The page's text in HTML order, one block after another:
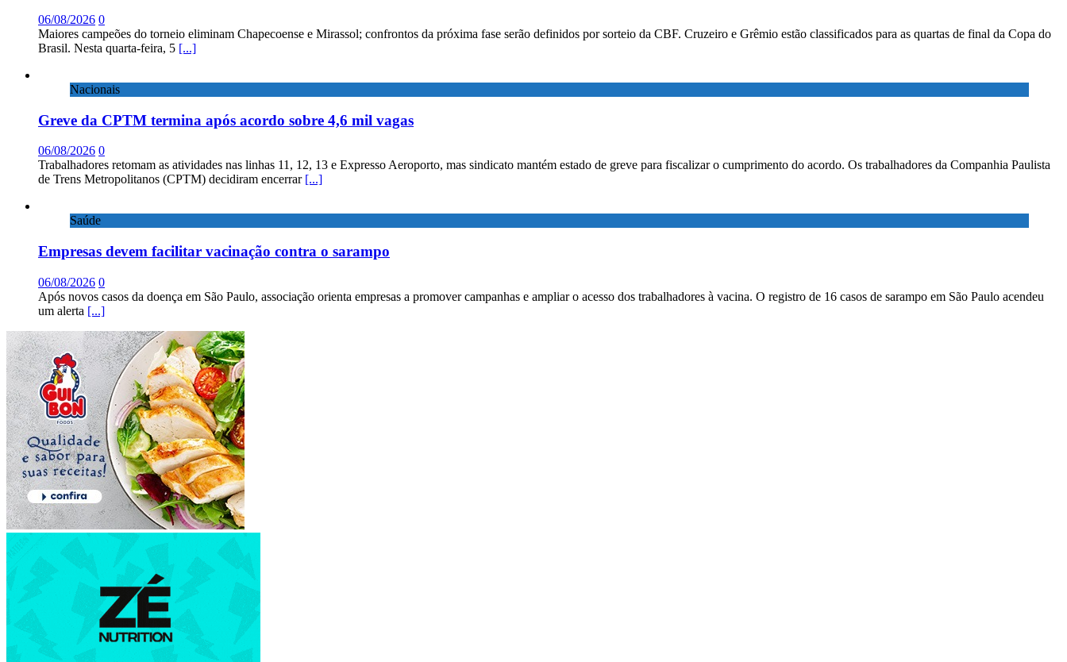
06/08/2026 0
Maiores campeões do torneio eliminam Chapecoense e Mirassol; confrontos da próxima fase serão definidos por sorteio da CBF. Cruzeiro e Grêmio estão classificados para as quartas de final da Copa do
Brasil. Nesta quarta-feira, 5 [...]
Nacionais
Greve da CPTM termina após acordo sobre 4,6 mil vagas
06/08/2026 0
Trabalhadores retomam as atividades nas linhas 11, 12, 13 e Expresso Aeroporto, mas sindicato mantém estado de greve para fiscalizar o cumprimento do acordo. Os trabalhadores da Companhia Paulista
de Trens Metropolitanos (CPTM) decidiram encerrar [...]
Saúde
Empresas devem facilitar vacinação contra o sarampo
06/08/2026 0
Após novos casos da doença em São Paulo, associação orienta empresas a promover campanhas e ampliar o acesso dos trabalhadores à vacina. O registro de 16 casos de sarampo em São Paulo acendeu
um alerta [...]